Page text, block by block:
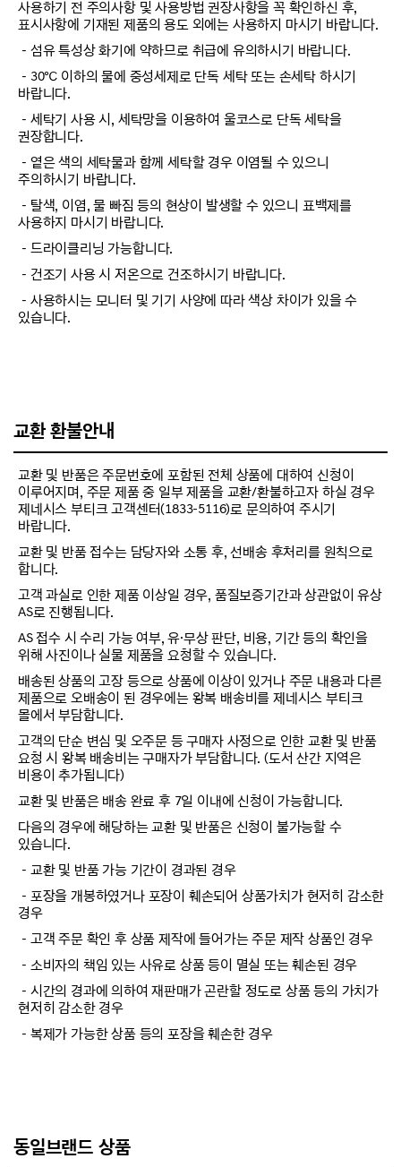
사용하기 전 주의사항 및 사용방법 권장사항을 꼭 확인하신 후,
표시사항에 기재된 제품의 용도 외에는 사용하지 마시기 바랍니다.
－섬유 특성상 화기에 약하므로 취급에 유의하시기 바랍니다.
－30℃ 이하의 물에 중성세제로 단독 세탁 또는 손세탁 하시기
바랍니다.
－세탁기 사용 시, 세탁망을 이용하여 울코스로 단독 세탁을
권장합니다.
－옅은 색의 세탁물과 함께 세탁할 경우 이염될 수 있으니
주의하시기 바랍니다.
－탈색, 이염, 물 빠짐 등의 현상이 발생할 수 있으니 표백제를
사용하지 마시기 바랍니다.
－드라이클리닝 가능합니다.
－건조기 사용 시 저온으로 건조하시기 바랍니다.
－사용하시는 모니터 및 기기 사양에 따라 색상 차이가 있을 수
있습니다.
교환 환불안내
교환 및 반품은 주문번호에 포함된 전체 상품에 대하여 신청이
이루어지며, 주문 제품 중 일부 제품을 교환/환불하고자 하실 경우
제네시스 부티크 고객센터(1833-5116)로 문의하여 주시기
바랍니다.
교환 및 반품 접수는 담당자와 소통 후, 선배송 후처리를 원칙으로
합니다.
고객 과실로 인한 제품 이상일 경우, 품질보증기간과 상관없이 유상
AS로 진행됩니다.
AS 접수 시 수리 가능 여부, 유·무상 판단, 비용, 기간 등의 확인을
위해 사진이나 실물 제품을 요청할 수 있습니다.
배송된 상품의 고장 등으로 상품에 이상이 있거나 주문 내용과 다른
제품으로 오배송이 된 경우에는 왕복 배송비를 제네시스 부티크
몰에서 부담합니다.
고객의 단순 변심 및 오주문 등 구매자 사정으로 인한 교환 및 반품
요청 시 왕복 배송비는 구매자가 부담합니다. (도서 산간 지역은
비용이 추가됩니다)
교환 및 반품은 배송 완료 후 7일 이내에 신청이 가능합니다.
다음의 경우에 해당하는 교환 및 반품은 신청이 불가능할 수
있습니다.
－교환 및 반품 가능 기간이 경과된 경우
－포장을 개봉하였거나 포장이 훼손되어 상품가치가 현저히 감소한
경우
－고객 주문 확인 후 상품 제작에 들어가는 주문 제작 상품인 경우
－소비자의 책임 있는 사유로 상품 등이 멸실 또는 훼손된 경우
－시간의 경과에 의하여 재판매가 곤란할 정도로 상품 등의 가치가
현저히 감소한 경우
－복제가 가능한 상품 등의 포장을 훼손한 경우
동일브랜드 상품